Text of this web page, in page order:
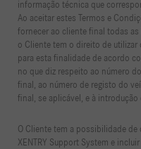
informação técnica que
Ao aceitar estes Termos e
fornecer ao cliente final todas as
o Cliente tem o direito de utilizar
para esta finalidade de acordo
no que diz respeito ao número
final, ao número de registo do
final, se aplicável, e à introdução
O Cliente tem a possibilidade
XENTRY Support System e